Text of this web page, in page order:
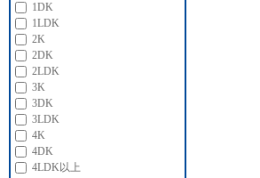
1DK
1LDK
2K
2DK
2LDK
3K
3DK
3LDK
4K
4DK
4LDK以上